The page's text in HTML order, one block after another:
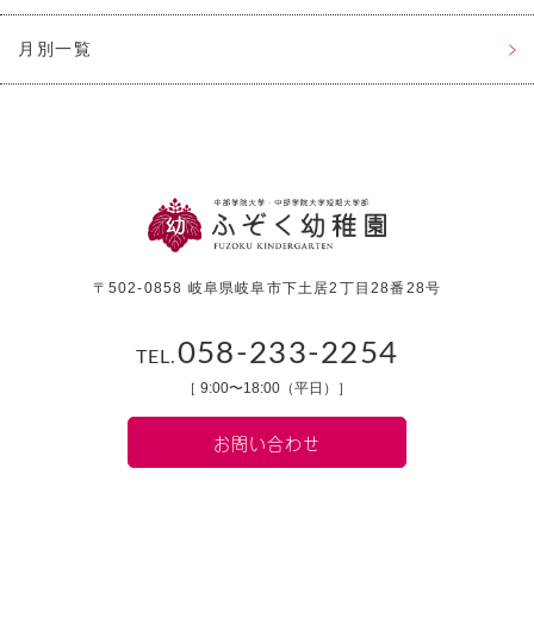
月別一覧
〒502-0858 岐阜県岐阜市下土居2丁目28番28号
TEL.058-233-2254
［ 9:00〜18:00（平日）］
お問い合わせ